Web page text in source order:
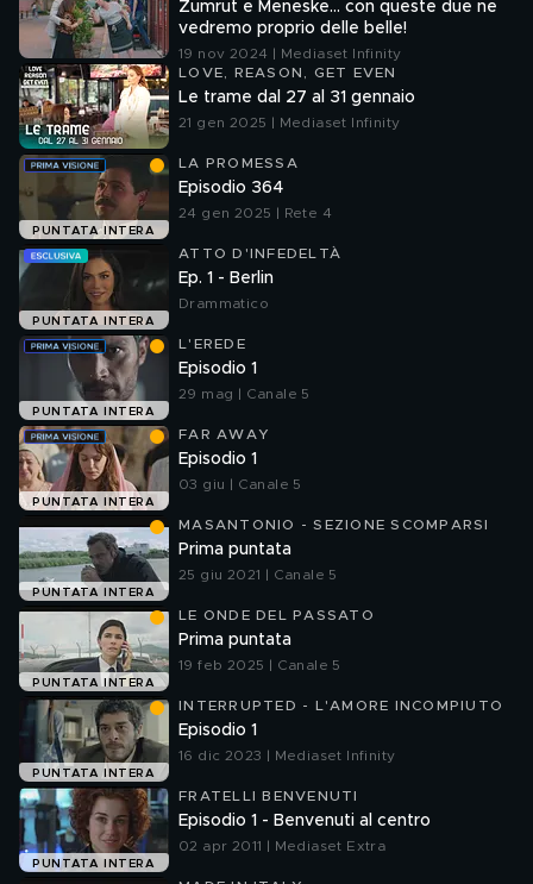
Zumrut e Meneske… con queste due ne
vedremo proprio delle belle!
19 nov 2024 | Mediaset Infinity
LOVE, REASON, GET EVEN
Le trame dal 27 al 31 gennaio
21 gen 2025 | Mediaset Infinity
PUNTATA INTERA
LA PROMESSA
Episodio 364
24 gen 2025 | Rete 4
PUNTATA INTERA
ATTO D'INFEDELTÀ
Ep. 1 - Berlin
Drammatico
PUNTATA INTERA
L'EREDE
Episodio 1
29 mag | Canale 5
PUNTATA INTERA
FAR AWAY
Episodio 1
03 giu | Canale 5
PUNTATA INTERA
MASANTONIO - SEZIONE SCOMPARSI
Prima puntata
25 giu 2021 | Canale 5
PUNTATA INTERA
LE ONDE DEL PASSATO
Prima puntata
19 feb 2025 | Canale 5
PUNTATA INTERA
INTERRUPTED - L'AMORE INCOMPIUTO
Episodio 1
16 dic 2023 | Mediaset Infinity
PUNTATA INTERA
FRATELLI BENVENUTI
Episodio 1 - Benvenuti al centro
02 apr 2011 | Mediaset Extra